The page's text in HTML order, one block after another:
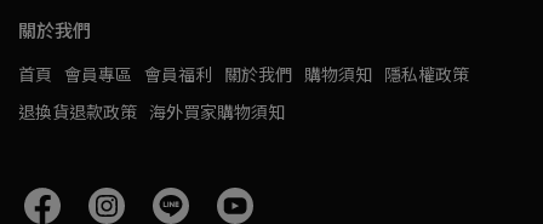
關於我們
首頁 會員專區 會員福利 關於我們 購物須知 隱私權政策
退換貨退款政策 海外買家購物須知